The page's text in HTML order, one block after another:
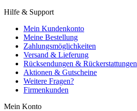
Hilfe & Support
Mein Kundenkonto
Meine Bestellung
Zahlungsmöglichkeiten
Versand & Lieferung
Rücksendungen & Rückerstattungen
Aktionen & Gutscheine
Weitere Fragen?
Firmenkunden
Mein Konto